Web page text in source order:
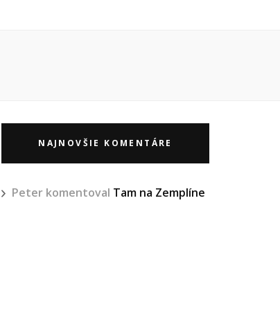
NAJNOVŠIE KOMENTÁRE
Peter komentoval Tam na Zemplíne